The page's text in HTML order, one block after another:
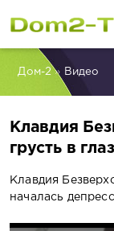
Дом-2» Видео
Клавдия
грусть в
Клавдия
началась